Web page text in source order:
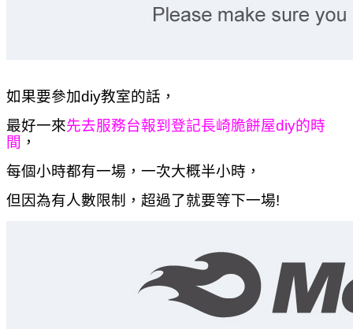
如果要參加diy教室的話，
最好一來先去服務台報到登記長崎脆餅屋diy的時
間 ，
每個小時都有一場，一次大概半小時，
但因為有人數限制，超過了就要等下一場!